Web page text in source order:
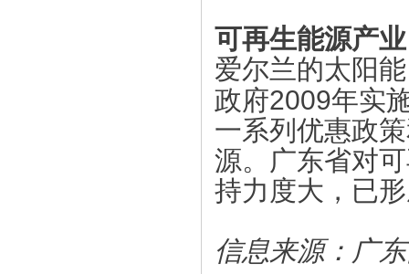
可再生能源产业
爱尔兰的太阳
政府2009年实
一系列优惠政
源。广东省对
持力度大，已
信息来源：广